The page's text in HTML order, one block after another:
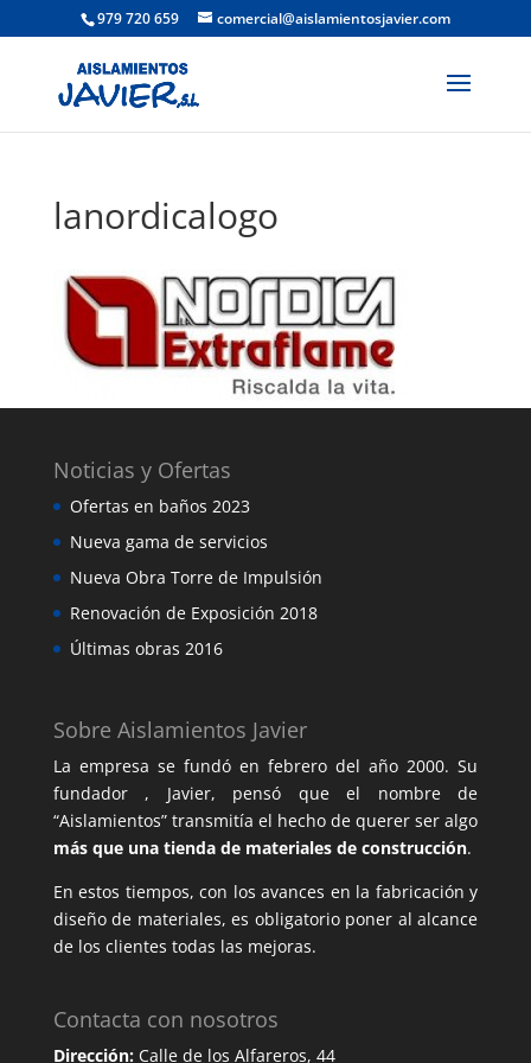
979 720 659 comercial@aislamientosjavier.com
lanordicalogo
Noticias y Ofertas
Ofertas en baños 2023
Nueva gama de servicios
Nueva Obra Torre de Impulsión
Renovación de Exposición 2018
Últimas obras 2016
Sobre Aislamientos Javier
La empresa se fundó en febrero del año 2000. Su
fundador , Javier, pensó que el nombre de
“Aislamientos” transmitía el hecho de querer ser algo
más que una tienda de materiales de construcción.
En estos tiempos, con los avances en la fabricación y
diseño de materiales, es obligatorio poner al alcance
de los clientes todas las mejoras.
Contacta con nosotros
Dirección:Calle de los Alfareros, 44